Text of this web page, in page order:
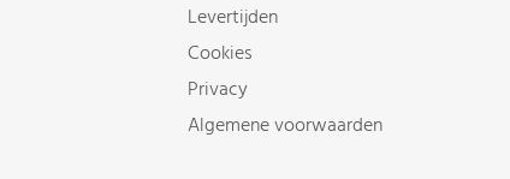
Levertijden
Cookies
Privacy
Algemene voorwaarden